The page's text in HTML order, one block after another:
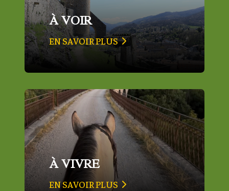
À VOIR
EN SAVOIR PLUS
À VIVRE
EN SAVOIR PLUS